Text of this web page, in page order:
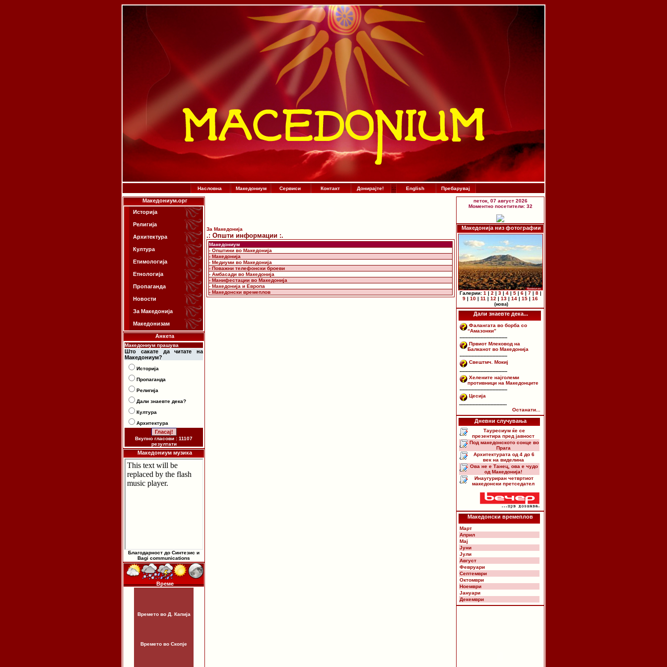
Насловна Македониум Сервиси Контакт Донирајте! :. : English Пребарувај
Македониум.орг
Историја
Религија
Архитектура
Култура
Етимологија
Етнологија
Пропаганда
Новости
За Македонија
Македонизам
Анкета
Македониум прашува
Што сакате да читате на
Македониум?
Историја
Пропаганда
Религија
Дали знаевте дека?
Култура
Архитектура
Вкупно гласови : 11107
резултати
Македониум музика
Благодарност до Синтезис и
Bagi communications
Време
Времето во Д. Капија
Времето во Скопје
За Македонија
.: Општи информации :.
Македониум
- Општини во Македонија
- Македонија
- Медиуми во Македонија
- Поважни телефонски броеви
- Амбасади во Македонија
- Манифестации во Македонија
- Македонија и Европа
- Македонски времеплов
петок, 07 август 2026
Моментно посетители: 32
Македонија низ фотографии
Галерии: 1| 2| 3| 4| 5| 6| 7| 8|
9 | 10 | 11 | 12 | 13 | 14 | 15 | 16
(нова)
Дали знаевте дека...
Фалангата во борба со
“Амазонки”
--------------------------------
Првиот Млековод на
Балканот во Македонија
--------------------------------
Свештмч. Мокиј
--------------------------------
Хелените најголеми
противници на Македонците
--------------------------------
Цесија
--------------------------------
Останати...
Дневни случувања
Тауресиум ќе се
презентира пред јавност
Под македонското сонце во
Прага
Архитектурата од 4 до 6
век на виделина
Ова не е Танец, ова е чудо
од Македонија!
Инаугуриран четвртиот
македонски претседател
Македонски времеплов
Март
Април
Мај
Јуни
Јули
Август
Февруари
Септември
Октомври
Ноември
Јануари
Декември